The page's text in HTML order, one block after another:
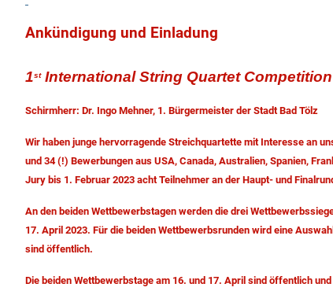
Ankündigung und Einladung
1stInternational String Quartet
Schirmherr: Dr. Ingo Mehner, 1. Bürgermeister der Stadt Bad Tölz
Wir haben junge hervorragende Streichquartette mit Interesse an
und 34 (!) Bewerbungen aus USA, Canada, Australien, Spanien,
Jury bis 1. Februar 2023 acht Teilnehmer an der Haupt- und
An den beiden Wettbewerbstagen werden die drei
17. April 2023. Für die beiden Wettbewerbsrunden wird eine
sind öffentlich.
Die beiden Wettbewerbstage am 16. und 17. April sind öffentlich